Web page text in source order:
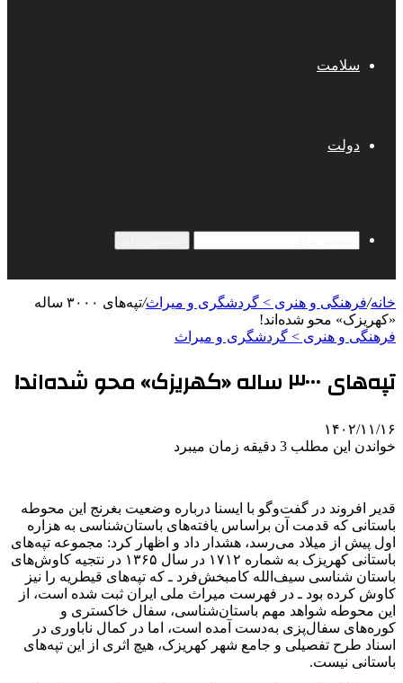
سلامت
دولت
خانه/فرهنگی و هنری > گردشگری و میراث/
تپه‌های ۳۰۰۰ ساله
«کهریزک» محو شده‌اند!
فرهنگی و هنری > گردشگری و میراث
تپه‌های ۳۰۰۰ ساله «کهریزک» محو شده‌اند!
۱۴۰۲/۱۱/۱۶
خواندن این مطلب 3 دقیقه زمان میبرد
قدیر افروند در گفت‌وگو با ایسنا درباره وضعیت بغرنج این محوطه
باستانی که قدمت آن براساس یافته‌های باستان‌شناسی به هزاره
اول پیش از میلاد می‌رسد، هشدار داد و اظهار کرد: مجموعه تپه‌های
باستانی کهریزک به شماره ۱۷۱۲ در سال ۱۳۶۵ در نتجیه کاوش‌های
باستان شناسی سیف‌الله کامبخش‌فرد ـ که تپه‌های قیطریه را نیز
کاوش کرده بود ـ در فهرست میراث ملی ایران ثبت شده است، از
این محوطه شواهد مهم باستان‌شناسی، سفال خاکستری و
کوره‌های سفال‌پزی به‌دست آمده است، اما در کمال ناباوری در
اسناد طرح تفصیلی و جامع شهر کهریزک، هیچ اثری از این تپه‌های
باستانی نیست.